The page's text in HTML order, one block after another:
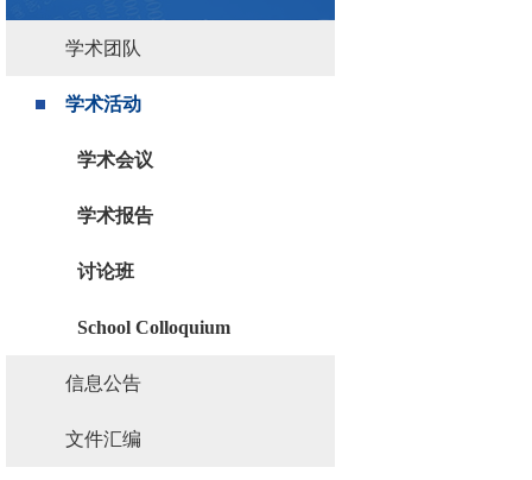
学术团队
学术活动
学术会议
学术报告
讨论班
School Colloquium
信息公告
文件汇编